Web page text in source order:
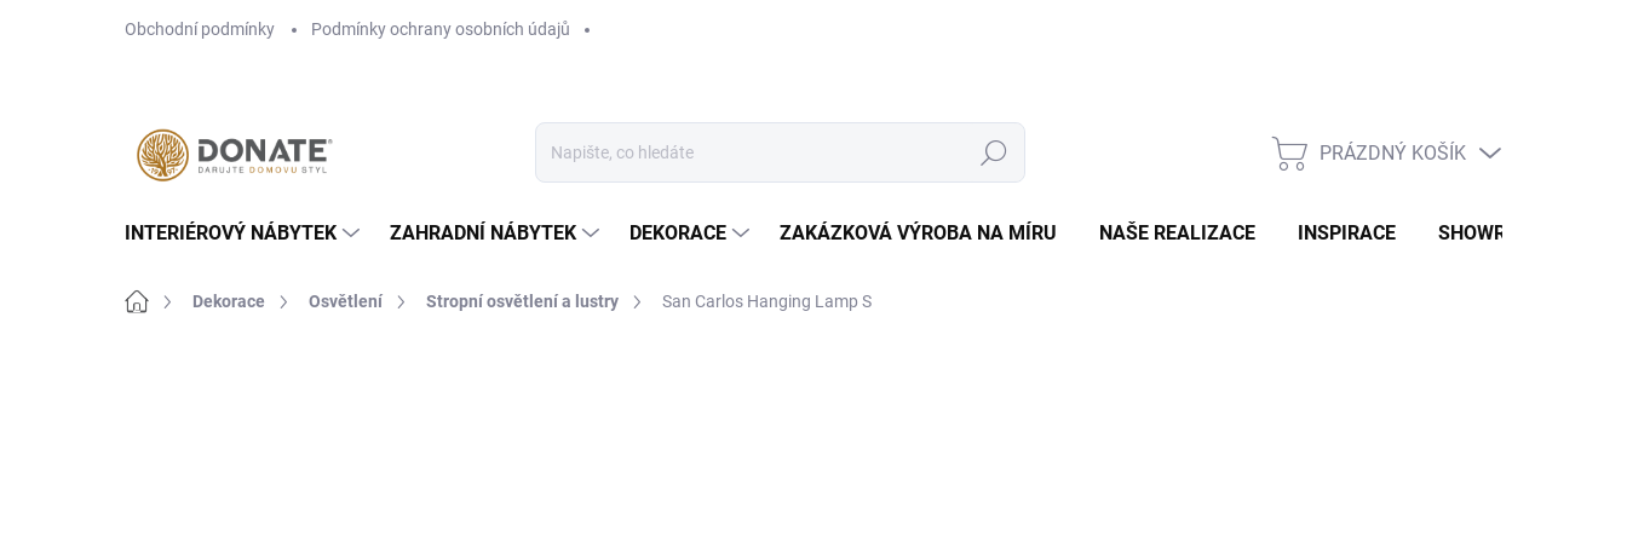
Obchodní podmínky Podmínky ochrany osobních údajů
Hledat
NÁKUPNÍ
PRÁZDNÝ KOŠÍK
INTERIÉROVÝ NÁBYTEK ZAHRADNÍ NÁBYTEK DEKORACE ZAKÁZKOVÁ VÝROBA NA MÍRU NAŠE REALIZACE INSPIRACE SHOWROOM
Domů Dekorace Osvětlení Stropní osvětlení a lustry San Carlos Hanging Lamp S